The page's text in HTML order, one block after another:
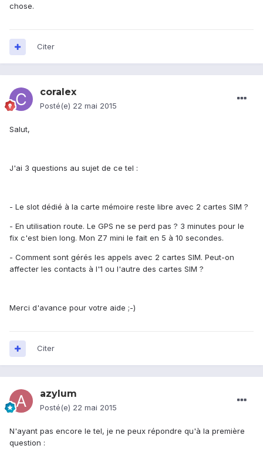
chose.
Citer
coralex
Posté(e) 22 mai 2015
Salut,
J'ai 3 questions au sujet de ce tel :
- Le slot dédié à la carte mémoire reste libre avec 2 cartes SIM ?
- En utilisation route. Le GPS ne se perd pas ? 3 minutes pour le
fix c'est bien long. Mon Z7 mini le fait en 5 à 10 secondes.
- Comment sont gérés les appels avec 2 cartes SIM. Peut-on
affecter les contacts à l'1 ou l'autre des cartes SIM ?
Merci d'avance pour votre aide ;-)
Citer
azylum
Posté(e) 22 mai 2015
N'ayant pas encore le tel, je ne peux répondre qu'à la première
question :